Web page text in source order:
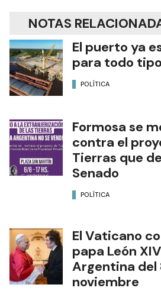
NOTAS
El puerto ya
para todo
POLÍTICA
Formosa se
contra el
Tierras que
Senado
POLÍTICA
El Vaticano
papa León
Argentina del
noviembre